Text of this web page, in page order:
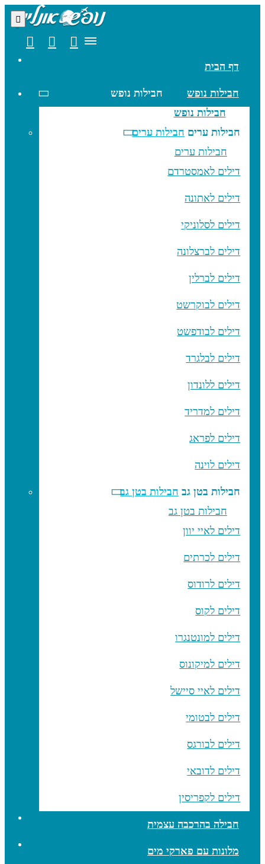
דף הבית
חבילות נופש
חבילות נופש
חבילות נופש
חבילות ערים חבילות ערים
חבילות ערים
דילים לאמסטרדם
דילים לאתונה
דילים לסלוניקי
דילים לברצלונה
דילים לברלין
דילים לבוקרשט
דילים לבודפשט
דילים לבלגרד
דילים ללונדון
דילים למדריד
דילים לפראג
דילים לוינה
חבילות בטן גב חבילות בטן גב
חבילות בטן גב
דילים לאיי יוון
דילים לכרתים
דילים לרודוס
דילים לקוס
דילים למונטנגרו
דילים למיקונוס
דילים לאיי סיישל
דילים לבטומי
דילים לבורגס
דילים לדובאי
דילים לקפריסין
חבילה בהרכבה עצמית
מלונות עם פארקי מים